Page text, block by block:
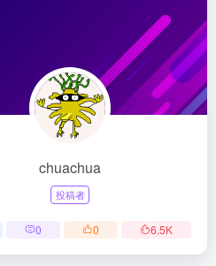
chuachua
投稿者
0 0 6.5K